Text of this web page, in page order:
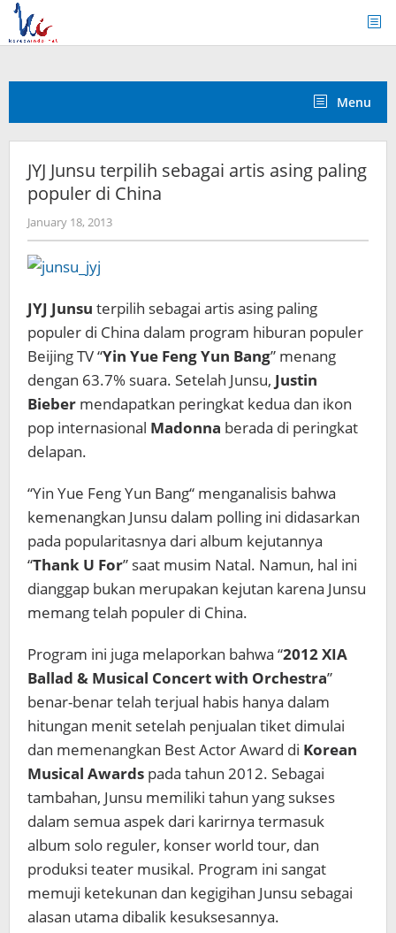
Skip
content
Menu
JYJ Junsu terpilih sebagai artis asing paling
populer di China
January 18, 2013by
Koreanindo
JYJ Junsu terpilih sebagai artis asing paling
populer di China dalam program hiburan populer
Beijing TV “Yin Yue Feng Yun Bang” menang
dengan 63.7% suara. Setelah Junsu, Justin
Bieber mendapatkan peringkat kedua dan ikon
pop internasional Madonna berada di peringkat
delapan.
“Yin Yue Feng Yun Bang“ menganalisis bahwa
kemenangkan Junsu dalam polling ini didasarkan
pada popularitasnya dari album kejutannya
“Thank U For” saat musim Natal. Namun, hal ini
dianggap bukan merupakan kejutan karena Junsu
memang telah populer di China.
Program ini juga melaporkan bahwa “2012 XIA
Ballad & Musical Concert with Orchestra”
benar-benar telah terjual habis hanya dalam
hitungan menit setelah penjualan tiket dimulai
dan memenangkan Best Actor Award di Korean
Musical Awards pada tahun 2012. Sebagai
tambahan, Junsu memiliki tahun yang sukses
dalam semua aspek dari karirnya termasuk
album solo reguler, konser world tour, dan
produksi teater musikal. Program ini sangat
memuji ketekunan dan kegigihan Junsu sebagai
alasan utama dibalik kesuksesannya.